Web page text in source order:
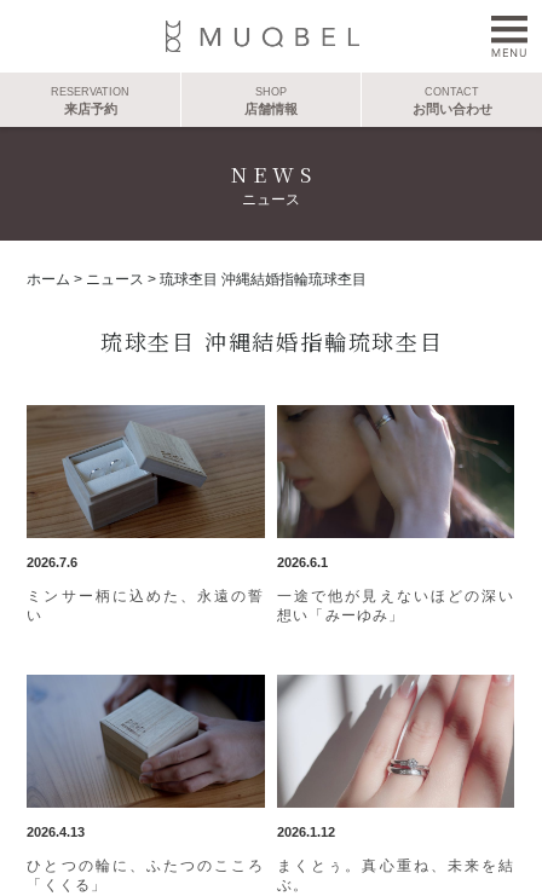
RESERVATION
来店予約
SHOP
店舗情報
CONTACT
お問い合わせ
NEWS
ニュース
ホーム > ニュース >琉球杢目 沖縄結婚指輪琉球杢目
琉球杢目 沖縄結婚指輪琉球杢目
2026.7.6
ミンサー柄に込めた、永遠の誓
い
2026.6.1
一途で他が見えないほどの深い
想い「みーゆみ」
2026.4.13
ひとつの輪に、ふたつのこころ
「くくる」
2026.1.12
まくとぅ。真心重ね、未来を結
ぶ。